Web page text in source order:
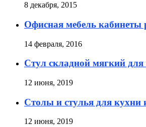
8 декабря, 2015
Офисная мебель кабинеты
14 февраля, 2016
Стул складной мягкий для
12 июня, 2019
Столы и стулья для кухни
12 июня, 2019